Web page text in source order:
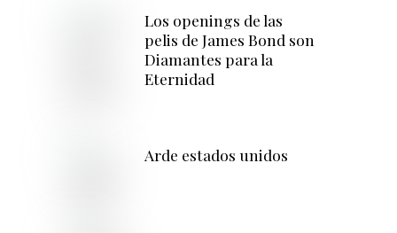
Los openings de las
pelis de James Bond son
Diamantes para la
Eternidad
Arde estados unidos